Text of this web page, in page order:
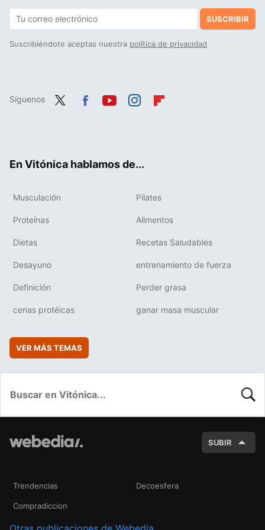
SUSCRIBIR
Suscribiéndote aceptas nuestra política de privacidad
Síguenos
En Vitónica hablamos de...
Musculación Pilates
Proteínas Alimentos
Dietas Recetas Saludables
Desayuno entrenamiento de fuerza
Definición Perder grasa
cenas protéicas ganar masa muscular
VER MÁS TEMAS
SUBIR
Trendencias Decoesfera
Compradiccion